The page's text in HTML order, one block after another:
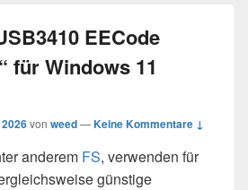
EECode
für Windows 11
von weed—Keine Kommentare ↓
anderem FS, verwenden für
günstige